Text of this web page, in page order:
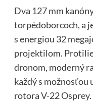
Dva 127 mm
torpédoborcoch, a
s energiou 32
projektilom.
dronom, moderný
každý s
rotora V-22 Osprey.